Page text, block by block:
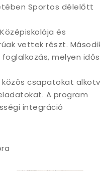
Sportos délelőtt
és
vettek részt.
melyen idős
csapatokat
A program
integráció